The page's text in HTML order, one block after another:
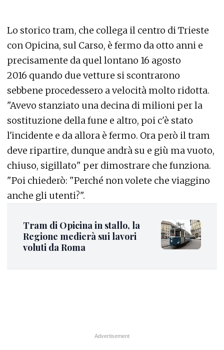
Lo storico tram, che collega il centro di Trieste
con Opicina, sul Carso, è fermo da otto anni e
precisamente da quel lontano 16 agosto
2016 quando due vetture si scontrarono
sebbene procedessero a velocità molto ridotta.
"Avevo stanziato una decina di milioni per la
sostituzione della fune e altro, poi c'è stato
l'incidente e da allora è fermo. Ora però il tram
deve ripartire, dunque andrà su e giù ma vuoto,
chiuso, sigillato" per dimostrare che funziona.
"Poi chiederò: "Perché non volete che viaggino
anche gli utenti?".
Tram di Opicina in stallo, la
Regione medierà sui lavori
voluti da Roma